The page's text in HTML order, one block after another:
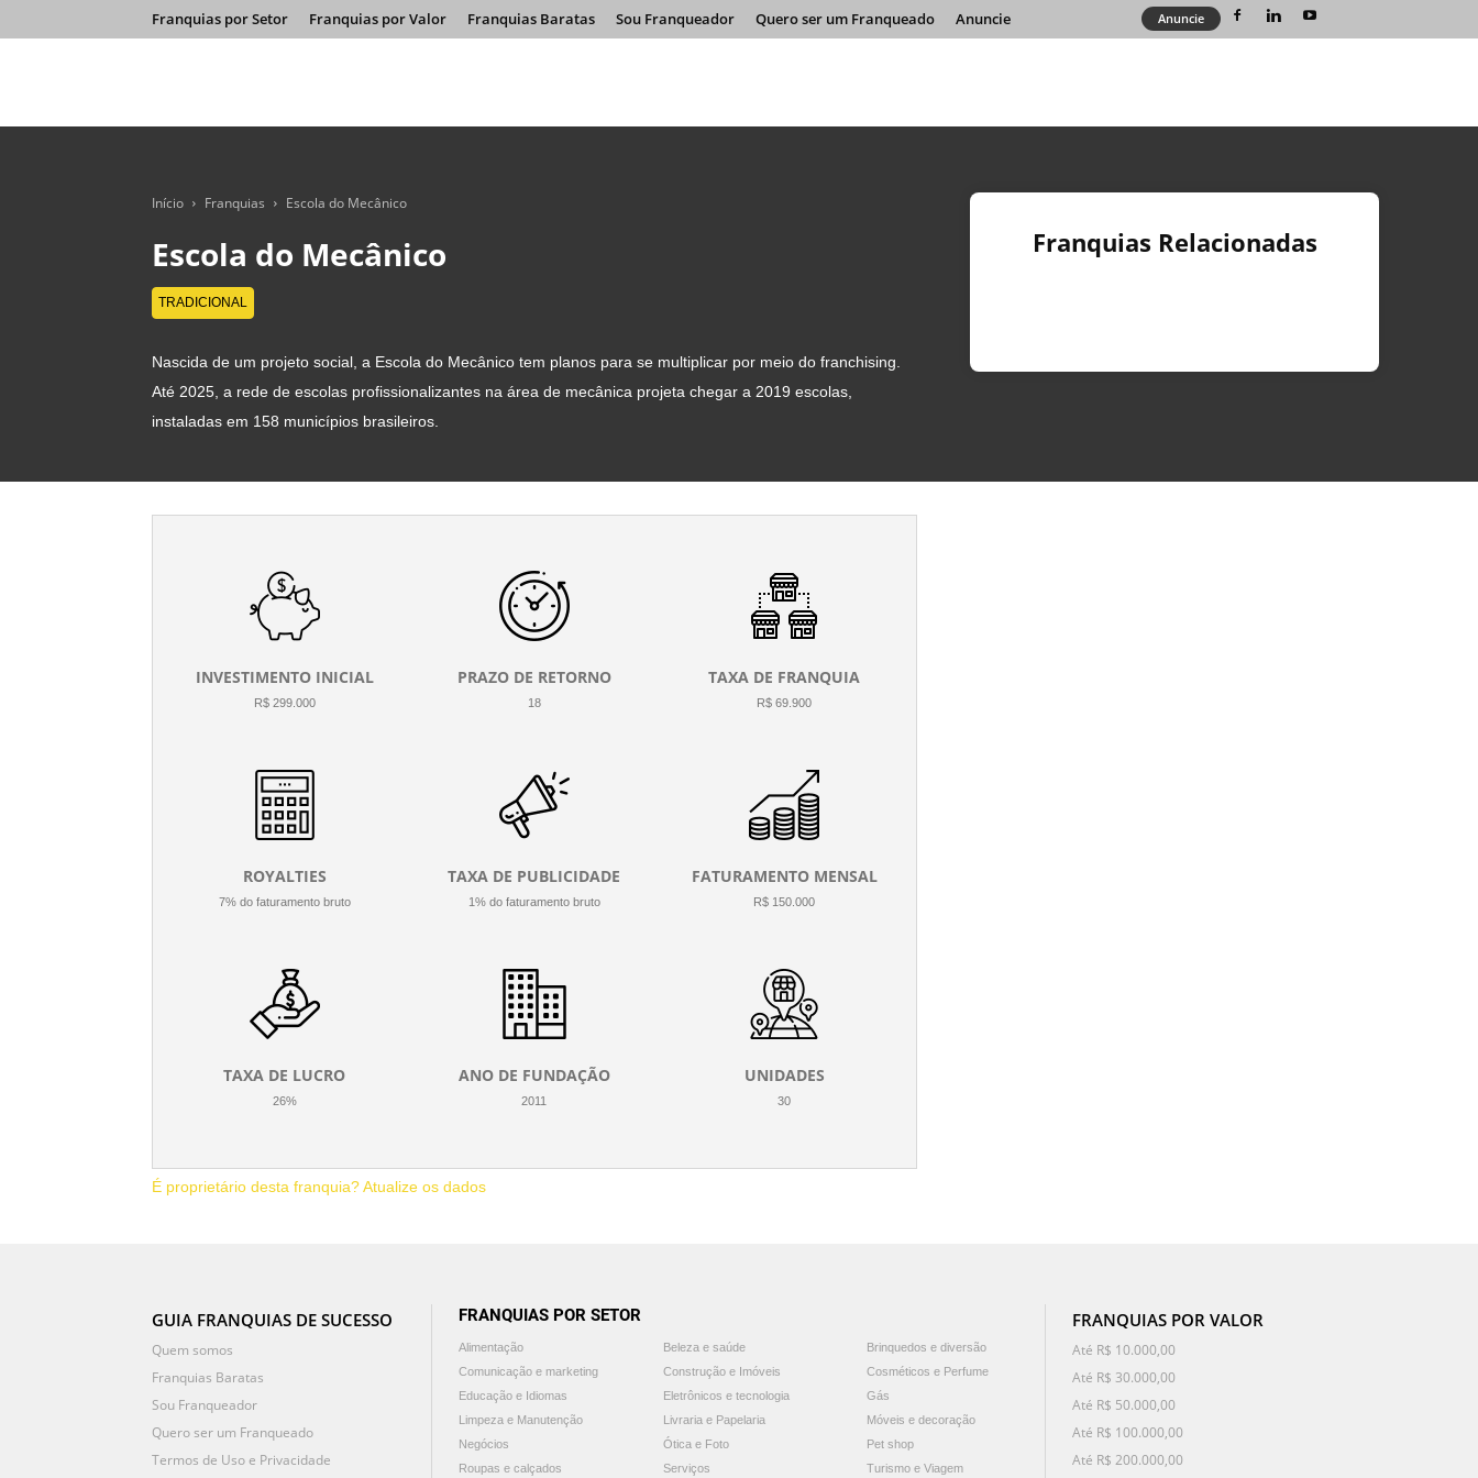
Franquias por Setor Franquias por Valor Franquias Baratas Sou Franqueador Quero ser um Franqueado Anuncie Anuncie
Início Franquias Escola do Mecânico
Escola do Mecânico
TRADICIONAL
Nascida de um projeto social, a Escola do Mecânico tem planos para se multiplicar por meio do franchising.
Até 2025, a rede de escolas profissionalizantes na área de mecânica projeta chegar a 2019 escolas,
instaladas em 158 municípios brasileiros.
Franquias Relacionadas
INVESTIMENTO INICIAL
R$ 299.000
PRAZO DE RETORNO
18
TAXA DE FRANQUIA
R$ 69.900
ROYALTIES
7% do faturamento bruto
TAXA DE PUBLICIDADE
1% do faturamento bruto
FATURAMENTO MENSAL
R$ 150.000
TAXA DE LUCRO
26%
ANO DE FUNDAÇÃO
2011
UNIDADES
30
É proprietário desta franquia? Atualize os dados
GUIA FRANQUIAS DE SUCESSO
Quem somos
Franquias Baratas
Sou Franqueador
Quero ser um Franqueado
Termos de Uso e Privacidade
FRANQUIAS POR SETOR
Alimentação Beleza e saúde
Brinquedos e diversão
Comunicação e marketing
Construção e Imóveis
Cosméticos e Perfume
Educação e Idiomas
Eletrônicos e tecnologia
Gás
Limpeza e Manutenção
Livraria e Papelaria
Móveis e decoração
Negócios
Ótica e Foto
Pet shop
Roupas e calçados
Serviços Turismo e Viagem
FRANQUIAS POR VALOR
Até R$ 10.000,00
Até R$ 30.000,00
Até R$ 50.000,00
Até R$ 100.000,00
Até R$ 200.000,00